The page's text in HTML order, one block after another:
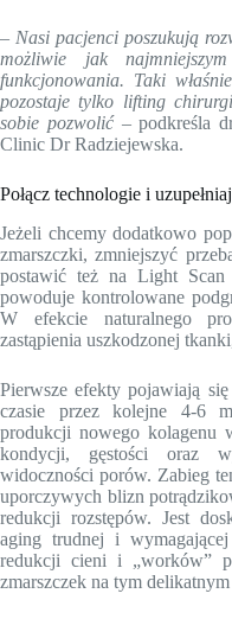
– Nasi pacjenci poszukują
możliwie jak
funkcjonowania. Taki
pozostaje tylko lifting
sobie pozwolić– podkreśla
Clinic Dr Radziejewska.
Połącz technologie i
Jeżeli chcemy dodatkowo
zmarszczki, zmniejszyć
postawić też na Light
powoduje kontrolowane
W efekcie naturalnego
zastąpienia uszkodzonej
Pierwsze efekty pojawiają
czasie przez kolejne 4-6
produkcji nowego kolagenu
kondycji, gęstości oraz
widoczności porów. Zabieg
uporczywych blizn
redukcji rozstępów. Jest
aging trudnej i
redukcji cieni i „worków”
zmarszczek na tym delikatnym